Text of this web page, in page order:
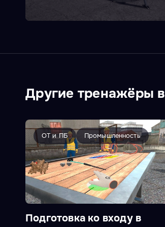
Другие тренажёры
ОТ и ПБ Промышленность
Подготовка ко входу в